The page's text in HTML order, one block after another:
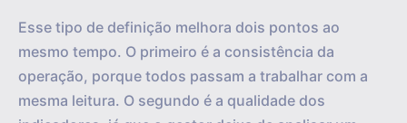
Esse tipo de definição melhora dois pontos ao
mesmo tempo. O primeiro é a consistência da
operação, porque todos passam a trabalhar com a
mesma leitura. O segundo é a qualidade dos